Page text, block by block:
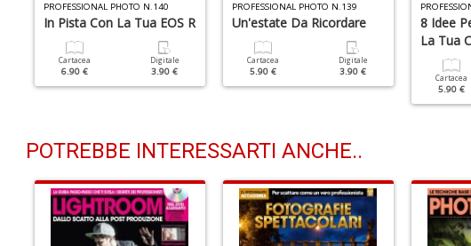
PROFESSIONAL PHOTO N.140
In Pista Con La Tua EOS R
Cartacea
6.90 €
Digitale
3.90 €
PROFESSIONAL PHOTO N.139
Un'estate Da Ricordare
Cartacea
5.90 €
Digitale
3.90 €
8 Idee
La Tua
Cartacea
5.90 €
POTREBBE INTERESSARTI ANCHE..